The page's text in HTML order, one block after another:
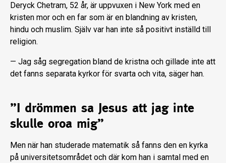
Deryck Chetram, 52 år, är uppvuxen i New York med en
kristen mor och en far som är en blandning av kristen,
hindu och muslim. Själv var han inte så positivt inställd till
religion.
— Jag såg segregation bland de kristna och gillade inte att
det fanns separata kyrkor för svarta och vita, säger han.
”I drömmen sa Jesus att jag inte
skulle oroa mig”
Men när han studerade matematik så fanns den en kyrka
på universitetsområdet och där kom han i samtal med en